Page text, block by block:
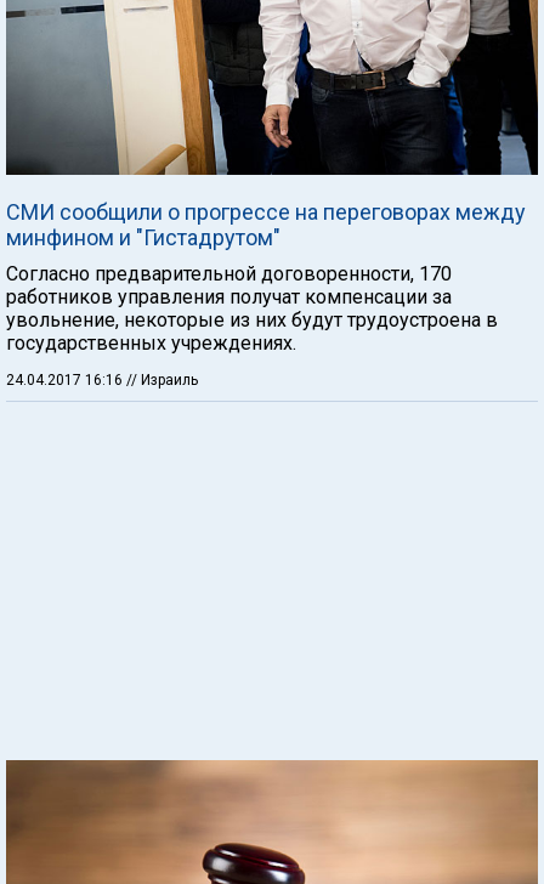
СМИ сообщили о прогрессе на переговорах между
минфином и "Гистадрутом"
Согласно предварительной договоренности, 170
работников управления получат компенсации за
увольнение, некоторые из них будут трудоустроена в
государственных учреждениях.
24.04.2017 16:16 // Израиль